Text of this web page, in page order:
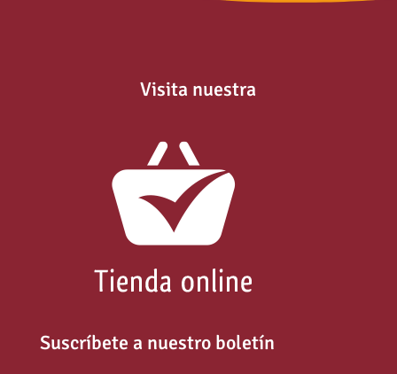
Visita nuestra
Suscríbete a nuestro boletín